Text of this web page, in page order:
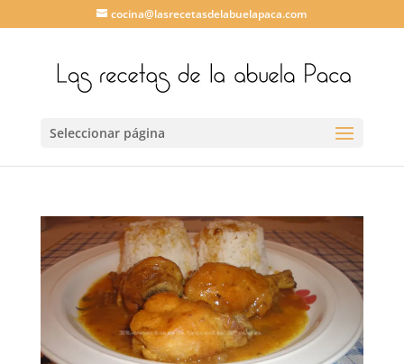
cocina@lasrecetasdelabuelapaca.com
Seleccionar página